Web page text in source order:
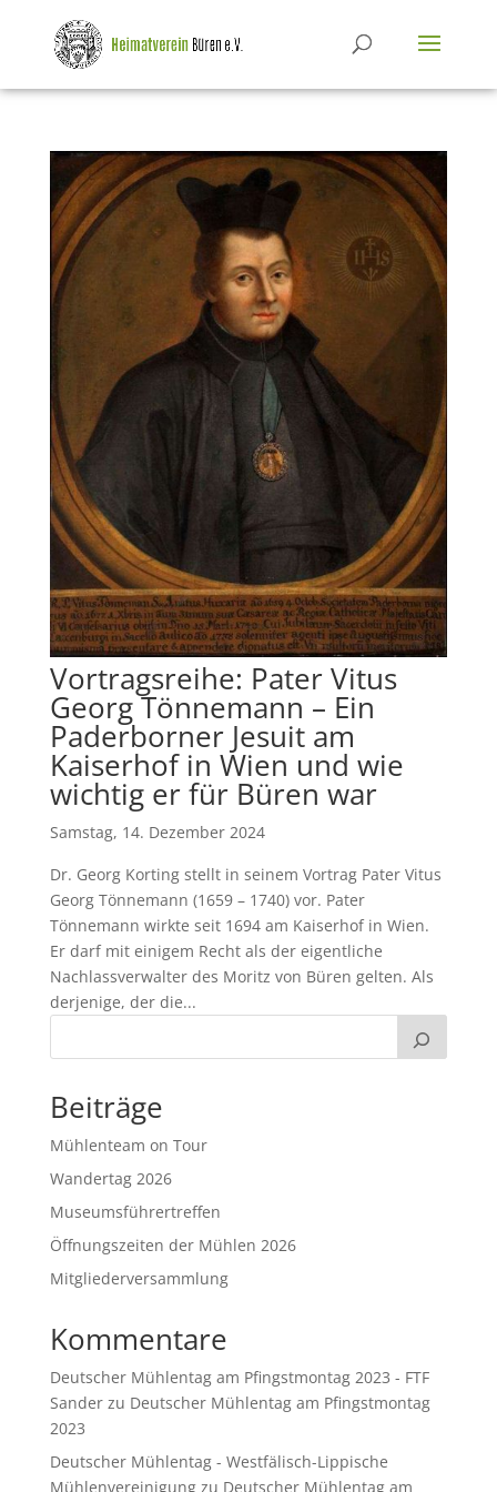
Vortragsreihe: Pater Vitus
Georg Tönnemann – Ein
Paderborner Jesuit am
Kaiserhof in Wien und wie
wichtig er für Büren war
Samstag, 14. Dezember 2024
Dr. Georg Korting stellt in seinem Vortrag Pater Vitus
Georg Tönnemann (1659 – 1740) vor. Pater
Tönnemann wirkte seit 1694 am Kaiserhof in Wien.
Er darf mit einigem Recht als der eigentliche
Nachlassverwalter des Moritz von Büren gelten. Als
derjenige, der die...
Beiträge
Mühlenteam on Tour
Wandertag 2026
Museumsführertreffen
Öffnungszeiten der Mühlen 2026
Mitgliederversammlung
Kommentare
Deutscher Mühlentag am Pfingstmontag 2023 - FTF
Sanderzu Deutscher Mühlentag am Pfingstmontag
2023
Deutscher Mühlentag - Westfälisch-Lippische
Mühlenvereinigungzu Deutscher Mühlentag am